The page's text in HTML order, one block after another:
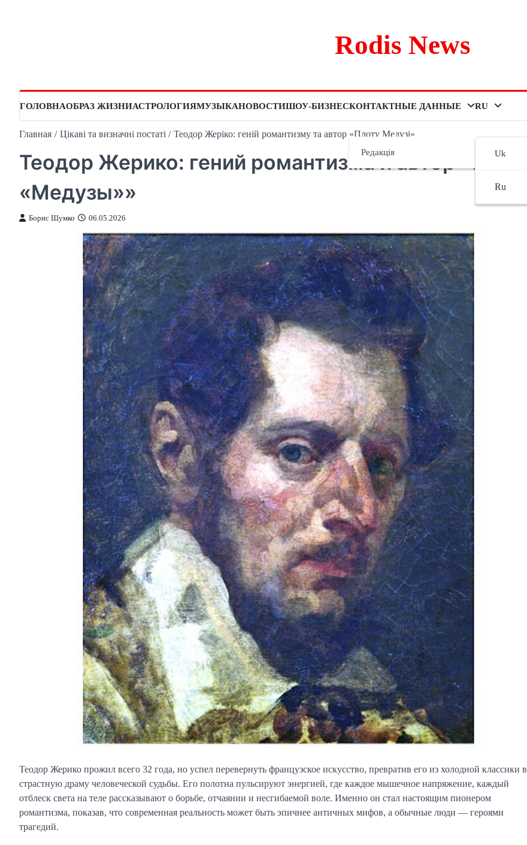
Rodis News
ГОЛОВНАОБРАЗ ЖИЗНИАСТРОЛОГИЯМУЗЫКАНОВОСТИШОУ-БИЗНЕСКОНТАКТНЫЕ ДАННЫЕ
Редакція
RU
Uk
Ru
Главная Цікаві та визначні постаті Теодор Жеріко: геній романтизму та автор «Плоту Медузі»
Теодор Жерико: гений романтизма и автор «Плота
«Медузы»»
Борис Шумко 06.05.2026
Теодор Жерико прожил всего 32 года, но успел перевернуть французское искусство, превратив его из холодной классики в
страстную драму человеческой судьбы. Его полотна пульсируют энергией, где каждое мышечное напряжение, каждый
отблеск света на теле рассказывают о борьбе, отчаянии и несгибаемой воле. Именно он стал настоящим пионером
романтизма, показав, что современная реальность может быть эпичнее античных мифов, а обычные люди — героями
трагедий.